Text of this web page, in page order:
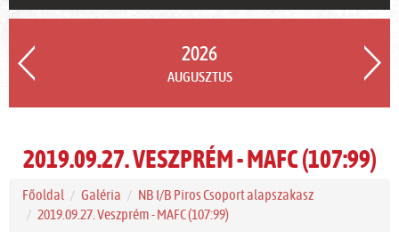
2026
AUGUSZTUS
2019.09.27. VESZPRÉM - MAFC (107:99)
Főoldal Galéria
NB I/B Piros Csoport alapszakasz
2019.09.27. Veszprém - MAFC (107:99)